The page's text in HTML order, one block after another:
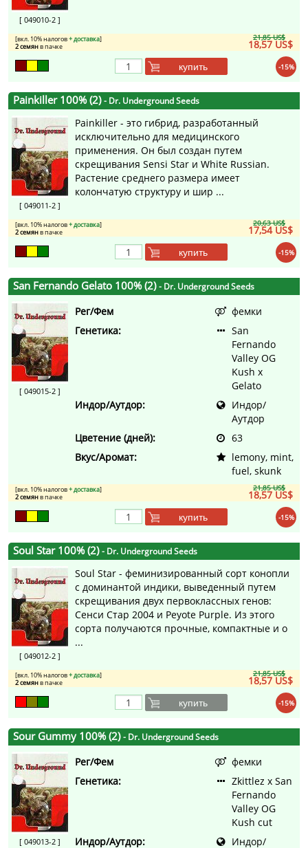
[ 049010-2 ]
21,85 US$
18,57 US$
[вкл. 10% налогов+ доставка]
2 семянв пачке
-15%
купить
Painkiller 100% (2) - Dr. Underground Seeds
[ 049011-2 ]
Painkiller - это гибрид, разработанный
исключительно для медицинского
применения. Он был создан путем
скрещивания Sensi Star и White Russian.
Растение среднего размера имеет
колончатую структуру и шир ...
20,63 US$
17,54 US$
[вкл. 10% налогов+ доставка]
2 семянв пачке
-15%
купить
San Fernando Gelato 100% (2) - Dr. Underground Seeds
[ 049015-2 ]
Рег/Фем
фемки
Генетика:
San
Fernando
Valley OG
Kush x
Gelato
Индор/Аутдор:
Индор/
Аутдор
Цветение (дней):
63
Вкус/Аромат:
lemony, mint,
fuel, skunk
21,85 US$
18,57 US$
[вкл. 10% налогов+ доставка]
2 семянв пачке
-15%
купить
Soul Star 100% (2) - Dr. Underground Seeds
[ 049012-2 ]
Soul Star - феминизированный сорт конопли
с доминантой индики, выведенный путем
скрещивания двух первоклассных генов:
Сенси Стар 2004 и Peyote Purple. Из этого
сорта получаются прочные, компактные и о
...
21,85 US$
18,57 US$
[вкл. 10% налогов+ доставка]
2 семянв пачке
-15%
купить
Sour Gummy 100% (2) - Dr. Underground Seeds
[ 049013-2 ]
Рег/Фем
фемки
Генетика:
Zkittlez x San
Fernando
Valley OG
Kush cut
Индор/Аутдор:
Индор/